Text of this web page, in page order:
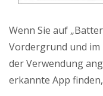
Wenn Sie auf
Vordergrund und
der Verwendung
erkannte App